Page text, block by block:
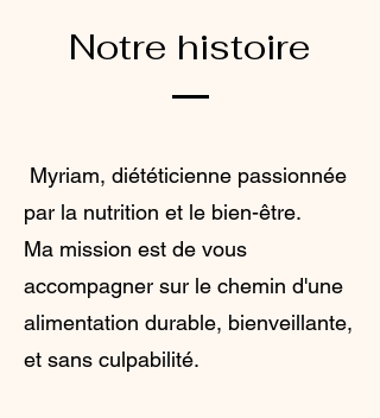
Notre histoire
Myriam, diététicienne passionnée
par la nutrition et le bien-être.
Ma mission est de vous
accompagner sur le chemin d'une
alimentation durable, bienveillante,
et sans culpabilité.